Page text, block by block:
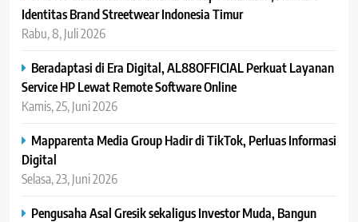
Identitas Brand Streetwear Indonesia Timur
Rabu, 8, Juli 2026
Beradaptasi di Era Digital, AL88OFFICIAL Perkuat Layanan
Service HP Lewat Remote Software Online
Kamis, 25, Juni 2026
Mapparenta Media Group Hadir di TikTok, Perluas Informasi
Digital
Selasa, 23, Juni 2026
Pengusaha Asal Gresik sekaligus Investor Muda, Bangun